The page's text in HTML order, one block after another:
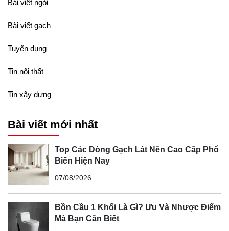
Bài viết ngói
Bài viết gạch
Tuyển dụng
Tin nội thất
Tin xây dựng
Bài viết mới nhất
Top Các Dòng Gạch Lát Nền Cao Cấp Phổ
Biến Hiện Nay
07/08/2026
Bồn Cầu 1 Khối Là Gì? Ưu Và Nhược Điểm
Mà Bạn Cần Biết